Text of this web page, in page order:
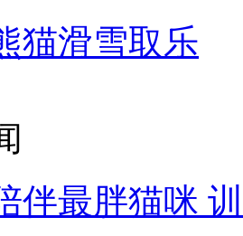
猫滑雪取乐
伴最胖猫咪